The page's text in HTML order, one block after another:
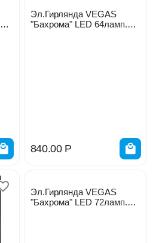
Эл.Гирлянда VEGAS
"Бахрома" LED 64ламп.
840.00 Р
Эл.Гирлянда VEGAS
"Бахрома" LED 72ламп.